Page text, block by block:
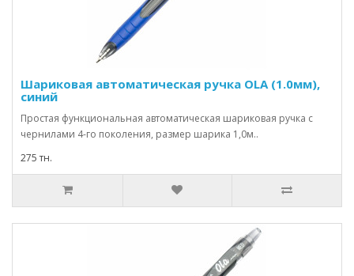
Шариковая автоматическая ручка OLA (1.0мм),
синий
Простая функциональная автоматическая шариковая ручка с
чернилами 4-го поколения, размер шарика 1,0м..
275 тн.